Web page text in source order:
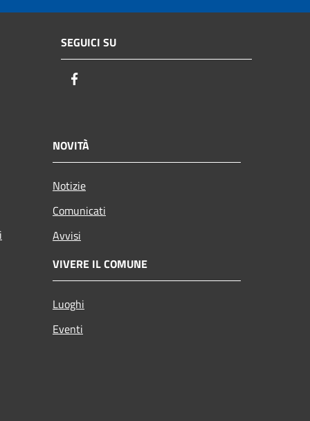
SEGUICI SU
NOVITÀ
Notizie
Comunicati
Avvisi
VIVERE IL COMUNE
Luoghi
Eventi